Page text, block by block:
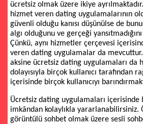
ücretsiz olmak üzere ikiye
hizmet veren dating uygulamalarının
güvenli olduğu kanısı düşünülse de
algı olduğunu ve gerçeği
Çünkü, aynı hizmetler çerçevesi
veren dating uygulamalar da
aksine ücretsiz dating uygulamaları da
dolayısıyla birçok kullanıcı tarafından
içerisinde birçok kullanıcıyı
Ücretsiz dating uygulamaları
imkândan kolaylıkla yararlanabilirsiniz.
görüntülü sohbet olmak üzere sesli